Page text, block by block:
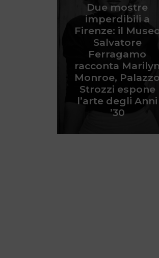
Due mostre
imperdibili a
Firenze: il
Salvatore
Ferragamo
racconta Marilyn
Monroe, Palazzo
Strozzi espone
l’arte degli Anni
’30